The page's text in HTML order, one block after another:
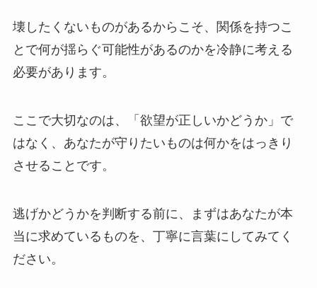
壊したくないものがあるからこそ、関係を持つこ
とで何が揺らぐ可能性があるのかを冷静に考える
必要があります。
ここで大切なのは、「欲望が正しいかどうか」で
はなく、あなたが守りたいものは何かをはっきり
させることです。
逃げかどうかを判断する前に、まずはあなたが本
当に求めているものを、丁寧に言葉にしてみてく
ださい。